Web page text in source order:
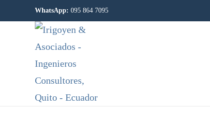
Skip to main content
WhatsApp: 095 864 7095